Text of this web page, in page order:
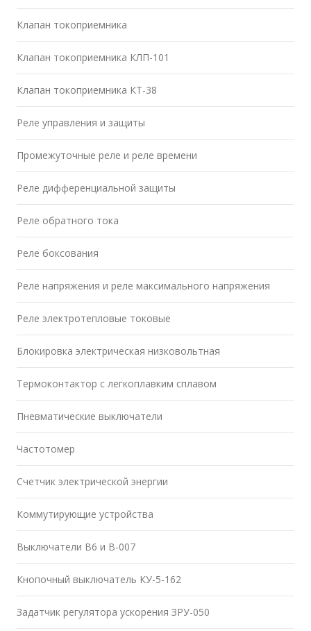
Клапан токоприемника
Клапан токоприемника КЛП-101
Клапан токоприемника КТ-38
Реле управления и защиты
Промежуточные реле и реле времени
Реле дифференциальной защиты
Реле обратного тока
Реле боксования
Реле напряжения и реле максимального напряжения
Реле электротепловые токовые
Блокировка электрическая низковольтная
Термоконтактор с легкоплавким сплавом
Пневматические выключатели
Частотомер
Счетчик электрической энергии
Коммутирующие устройства
Выключатели В6 и В-007
Кнопочный выключатель КУ-5-162
Задатчик регулятора ускорения ЗРУ-050